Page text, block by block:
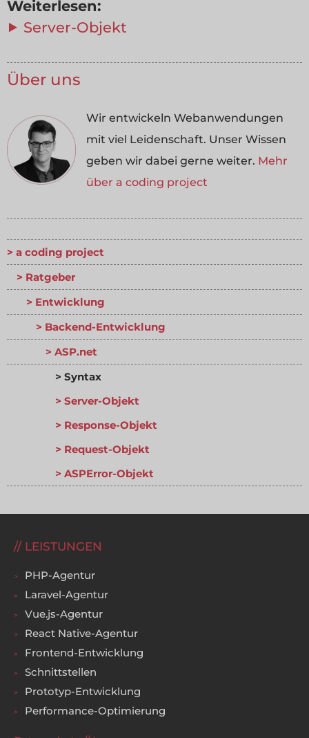
Weiterlesen:
⯈ Server-Objekt
Über uns
Wir entwickeln Webanwendungen
mit viel Leidenschaft. Unser Wissen
geben wir dabei gerne weiter. Mehr
über a coding project
a coding project
Ratgeber
Entwicklung
Backend-Entwicklung
ASP.net
Syntax
Server-Objekt
Response-Objekt
Request-Objekt
ASPError-Objekt
LEISTUNGEN
PHP-Agentur
Laravel-Agentur
Vue.js-Agentur
React Native-Agentur
Frontend-Entwicklung
Schnittstellen
Prototyp-Entwicklung
Performance-Optimierung